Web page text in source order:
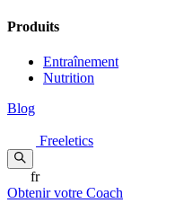
Produits
Entraînement
Nutrition
Blog
Freeletics
fr
Obtenir votre Coach